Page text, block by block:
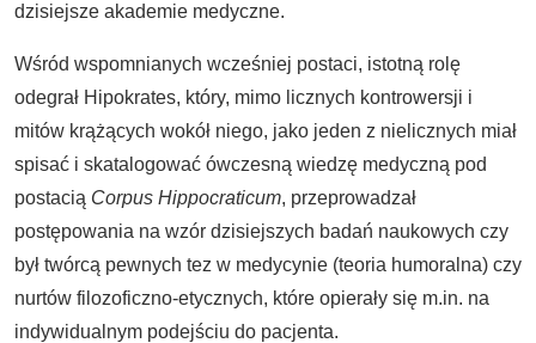
dzisiejsze akademie medyczne.
Wśród wspomnianych wcześniej postaci, istotną rolę
odegrał Hipokrates, który, mimo licznych kontrowersji i
mitów krążących wokół niego, jako jeden z nielicznych miał
spisać i skatalogować ówczesną wiedzę medyczną pod
postacią Corpus Hippocraticum, przeprowadzał
postępowania na wzór dzisiejszych badań naukowych czy
był twórcą pewnych tez w medycynie (teoria humoralna) czy
nurtów filozoficzno-etycznych, które opierały się m.in. na
indywidualnym podejściu do pacjenta.